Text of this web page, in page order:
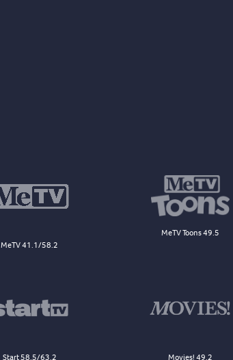
MeTV 41.1/58.2
MeTV Toons 49.5
Start 58.5/63.2 Movies! 49.2